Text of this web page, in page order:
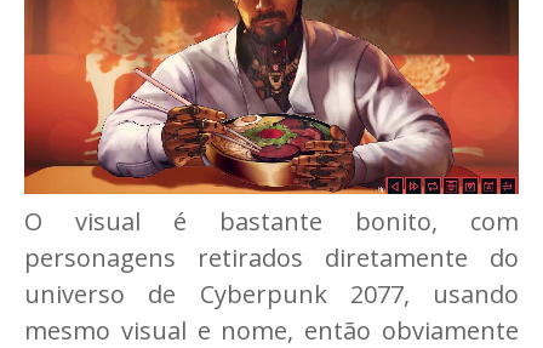
O visual é bastante bonito, com
personagens retirados diretamente do
universo de Cyberpunk 2077, usando
mesmo visual e nome, então obviamente